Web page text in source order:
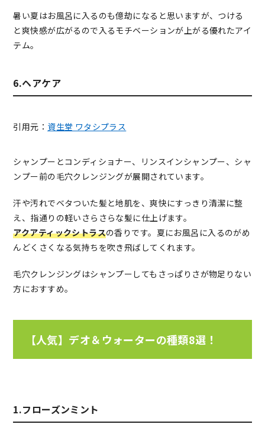
暑い夏はお風呂に入るのも億劫になると思いますが、つける
と爽快感が広がるので入るモチベーションが上がる優れたアイ
テム。
6.ヘアケア
引用元： 資生堂 ワタシプラス
シャンプーとコンディショナー、リンスインシャンプー、シャ
ンプー前の毛穴クレンジングが展開されています。
汗や汚れでベタついた髪と地肌を、爽快にすっきり清潔に整
え、指通りの軽いさらさらな髪に仕上げます。
アクアティックシトラスの香りです。 夏にお風呂に入るのがめ
んどくさくなる気持ちを吹き飛ばしてくれます。
毛穴クレンジングはシャンプーしてもさっぱりさが物足りない
方におすすめ。
【人気】デオ＆ウォーターの種類8選！
1.フローズンミント